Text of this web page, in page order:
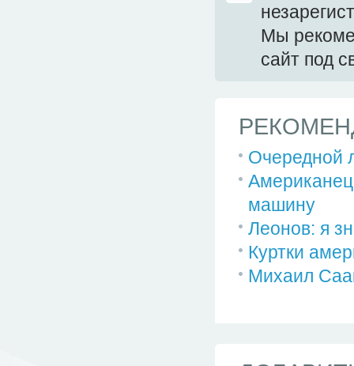
Мы
сайт под
Очередной
машину
Леонов: я
Куртки
Михаил